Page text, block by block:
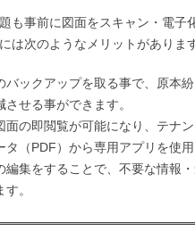
も事前に図面をスキャン・電子
は次のようなメリットがあります
バックアップを取る事で、原本
させる事ができます。
面の即閲覧が可能になり、テナ
タ（PDF）から専用アプリを使
編集をすることで、不要な情報
。